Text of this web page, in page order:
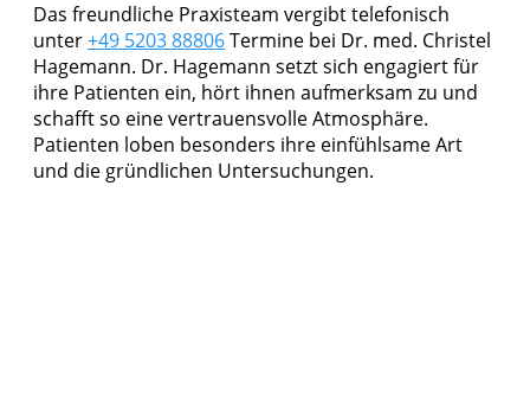
Das freundliche Praxisteam vergibt telefonisch
unter+49 5203 88806Termine bei Dr. med. Christel
Hagemann. Dr. Hagemann setzt sich engagiert für
ihre Patienten ein, hört ihnen aufmerksam zu und
schafft so eine vertrauensvolle Atmosphäre.
Patienten loben besonders ihre einfühlsame Art
und die gründlichen Untersuchungen.